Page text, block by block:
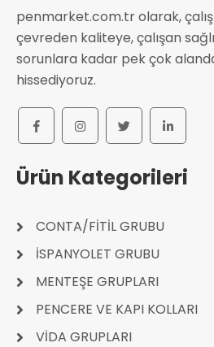
penmarket.com.tr olarak,
çevreden kaliteye, çalışan
sorunlara kadar pek çok
hissediyoruz.
Ürün Kategorileri
CONTA/FİTİL GRUBU
İSPANYOLET GRUBU
MENTEŞE GRUPLARI
PENCERE VE KAPI KOLLARI
VİDA GRUPLARI